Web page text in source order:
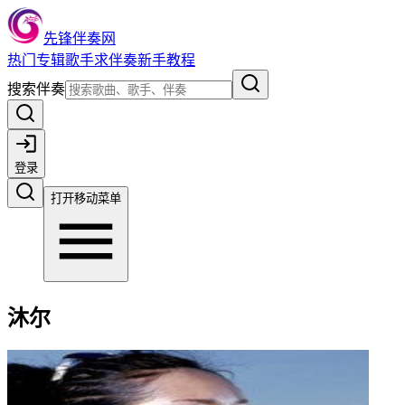
先锋伴奏网
热门 专辑歌手求伴奏新手教程
搜索伴奏
登录
打开移动菜单
沐尔